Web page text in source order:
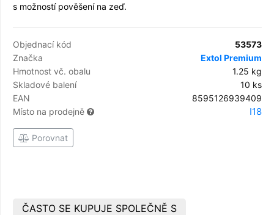
s možností pověšení na zeď.
Objednací kód
53573
Značka
Extol Premium
Hmotnost vč. obalu
1.25 kg
Skladové balení
10 ks
EAN
8595126939409
Místo na prodejně
I18
Porovnat
ČASTO SE KUPUJE SPOLEČNĚ S